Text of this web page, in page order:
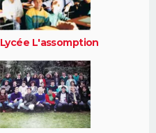
Lycée L'assomption